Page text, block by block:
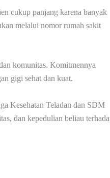
cukup panjang karena banyak
melalui nomor rumah sakit
komunitas. Komitmennya
gigi sehat dan kuat.
Kesehatan Teladan dan SDM
dan kepedulian beliau